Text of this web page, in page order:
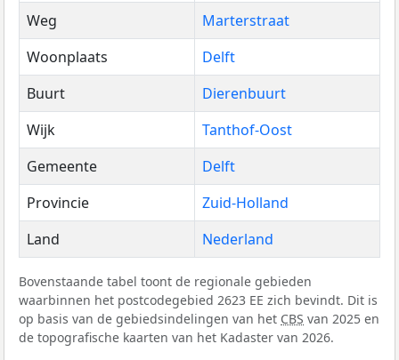
Weg
Marterstraat
Woonplaats
Delft
Buurt
Dierenbuurt
Wijk
Tanthof-Oost
Gemeente
Delft
Provincie
Zuid-Holland
Land
Nederland
Bovenstaande tabel toont de regionale gebieden
waarbinnen het postcodegebied 2623 EE zich bevindt. Dit is
op basis van de gebiedsindelingen van het CBS van 2025 en
de topografische kaarten van het Kadaster van 2026.